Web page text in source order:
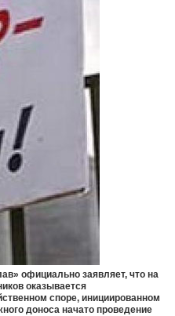
официально заявляет, что на
оказывается
споре, инициированном
доноса начато проведение